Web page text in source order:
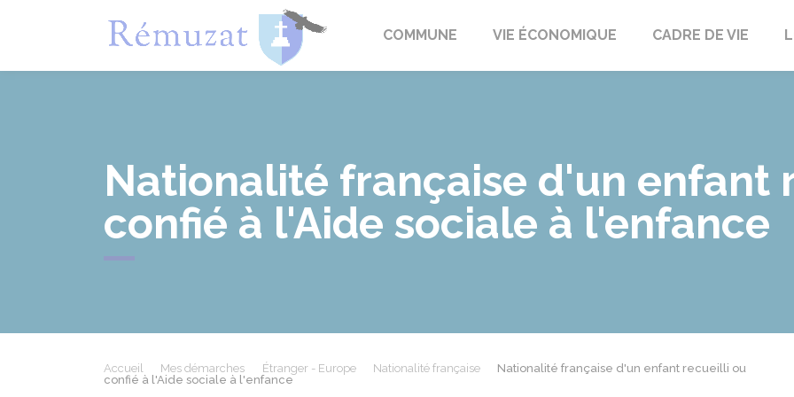
RémuzatCOMMUNE VIE ÉCONOMIQUE CADRE DE VIE
Nationalité française d'un enfant
confié à l'Aide sociale à l'enfance
Accueil Mes démarches Étranger - Europe Nationalité française
Nationalité française d'un enfant recueilli ou
confié à l'Aide sociale à l'enfance